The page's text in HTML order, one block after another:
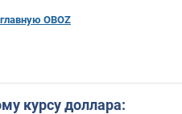
OBOZ
курсу доллара: